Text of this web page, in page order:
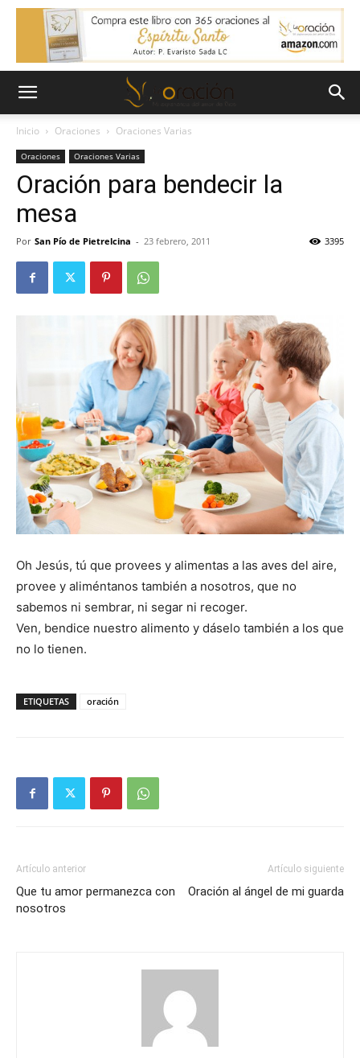
Inicio Oraciones Oraciones Varias
Oraciones Oraciones Varias
Oración para bendecir la
mesa
Por San Pío de Pietrelcina - 23 febrero, 2011 3395
Oh Jesús, tú que provees y alimentas a las aves del aire,
provee y aliméntanos también a nosotros, que no
sabemos ni sembrar, ni segar ni recoger.
Ven, bendice nuestro alimento y dáselo también a los que
no lo tienen.
ETIQUETAS oración
Artículo anterior
Que tu amor permanezca con
nosotros
Artículo siguiente
Oración al ángel de mi guarda